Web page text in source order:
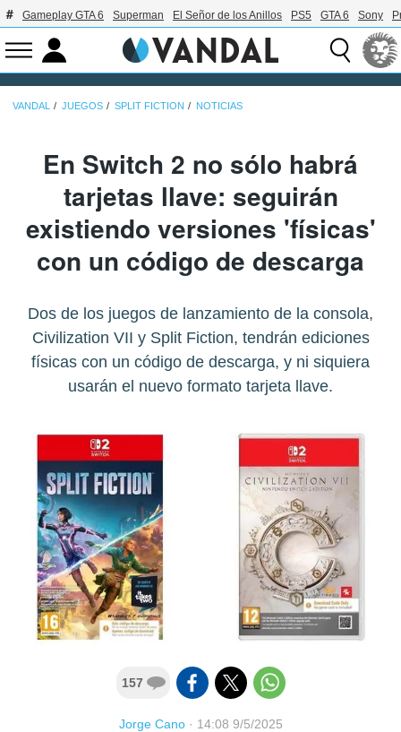
Gameplay GTA 6 Superman El Señor de los Anillos PS5 GTA 6 Sony
VANDAL JUEGOS SPLIT FICTION NOTICIAS
En Switch 2 no sólo habrá
tarjetas llave: seguirán
existiendo versiones 'físicas'
con un código de descarga
Dos de los juegos de lanzamiento de la consola,
Civilization VII y Split Fiction, tendrán ediciones
físicas con un código de descarga, y ni siquiera
usarán el nuevo formato tarjeta llave.
157
Jorge Cano· 14:08 9/5/2025